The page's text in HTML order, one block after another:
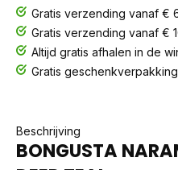
Gratis verzending vanaf €
Gratis verzending vanaf €
Altijd gratis afhalen in de
Gratis
Beschrijving
BONGUSTA